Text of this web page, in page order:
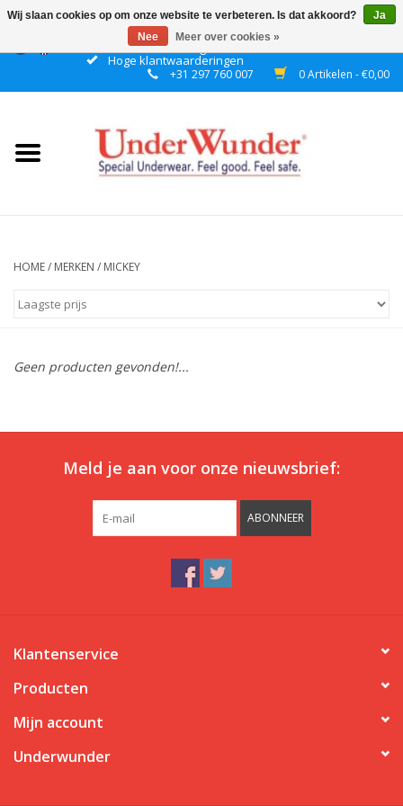
Gratis verzending boven € 50 binnen NL
Hoge klantwaarderingen
+31 297 760 007 0 Artikelen - €0,00
Home
HOME/ MERKEN / MICKEY
Geen producten gevonden!...
Meld je aan voor onze nieuwsbrief:
ABONNEER
Klantenservice
Producten
Mijn account
Underwunder
Wij slaan cookies op om onze website te verbeteren. Is dat akkoord?
Ja
Nee
Meer over cookies »